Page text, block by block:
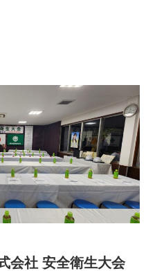
会社 安全衛生大会